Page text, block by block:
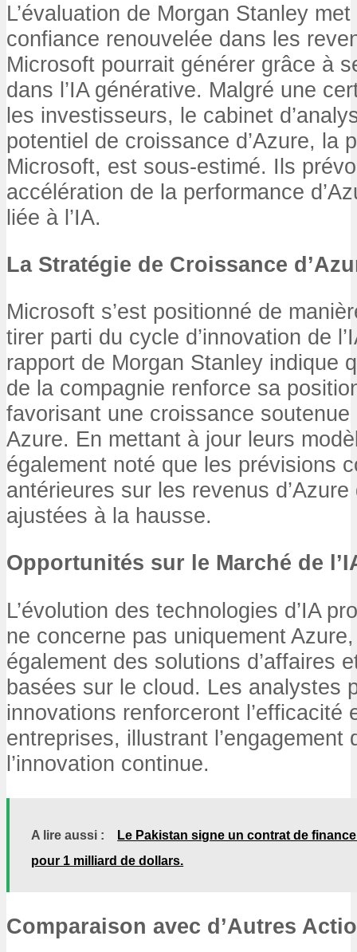
L’évaluation de Morgan Stanley
confiance renouvelée dans les
Microsoft pourrait générer grâce à
dans l’IA générative. Malgré une
les investisseurs, le cabinet
potentiel de croissance d’Azure, la
Microsoft, est sous-estimé. Ils
accélération de la performance
liée à l’IA.
La Stratégie de Croissance
Microsoft s’est positionné de
tirer parti du cycle d’innovation de
rapport de Morgan Stanley indique
de la compagnie renforce sa
favorisant une croissance
Azure. En mettant à jour leurs
également noté que les prévisions
antérieures sur les revenus
ajustées à la hausse.
Opportunités sur le Marché de
L’évolution des technologies d’IA
ne concerne pas uniquement
également des solutions d’affaires
basées sur le cloud. Les analystes
innovations renforceront l’efficacité
entreprises, illustrant l’engagement
l’innovation continue.
A lire aussi :
Le Pakistan signe un contrat de
pour 1 milliard de dollars.
Comparaison avec d’Autres